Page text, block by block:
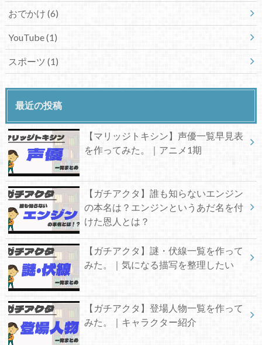
おでかけ (6)
YouTube(1)
スポーツ (1)
最近の投稿
【マリッジトキシン】声優一覧早見表
を作ってみた。｜アニメ1期
【ガチアクタ】誰も知らないエンジン
の本名は？エンジンというあだ名を付
けた恩人とは？
【ガチアクタ】謎・伏線一覧を作って
みた。｜気になる描写を整理したい
【ガチアクタ】登場人物一覧を作って
みた。｜キャラクター紹介